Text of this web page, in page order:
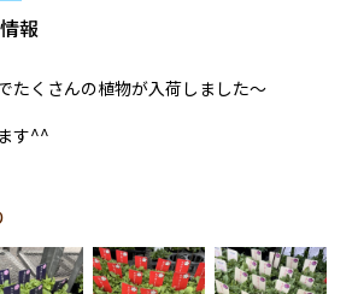
報
たくさんの植物が入荷しました～
す^^